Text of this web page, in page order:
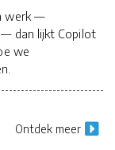
werk —
dan lijkt Copilot
we
Ontdek meer